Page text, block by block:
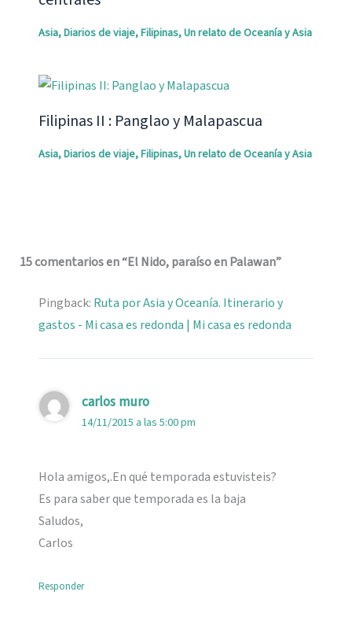
Asia,Diarios de viaje,Filipinas,Un relato de Oceanía y Asia
Filipinas II : Panglao y Malapascua
Asia,Diarios de viaje,Filipinas,Un relato de Oceanía y Asia
15 comentarios en “El Nido, paraíso en Palawan”
Pingback: Ruta por Asia y Oceanía. Itinerario y
gastos - Mi casa es redonda | Mi casa es redonda
carlos muro
14/11/2015 a las 5:00 pm
Hola amigos,.En qué temporada estuvisteis?
Es para saber que temporada es la baja
Saludos,
Carlos
Responder